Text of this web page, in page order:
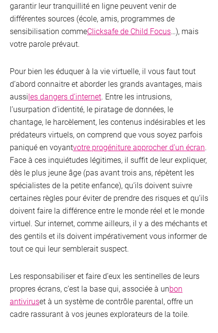
garantir leur tranquillité en ligne peuvent venir de
différentes sources (école, amis, programmes de
sensibilisation commeClicksafe de Child Focus …), mais
votre parole prévaut.
Pour bien les éduquer à la vie virtuelle, il vous faut tout
d’abord connaitre et aborder les grands avantages, mais
aussiles dangers d’internet. Entre les intrusions,
l’usurpation d’identité, le piratage de données, le
chantage, le harcèlement, les contenus indésirables et les
prédateurs virtuels, on comprend que vous soyez parfois
paniqué en voyantvotre progéniture approcher d’un écran.
Face à ces inquiétudes légitimes, il suffit de leur expliquer,
dès le plus jeune âge (pas avant trois ans, répètent les
spécialistes de la petite enfance), qu’ils doivent suivre
certaines règles pour éviter de prendre des risques et qu’ils
doivent faire la différence entre le monde réel et le monde
virtuel. Sur internet, comme ailleurs, il y a des méchants et
des gentils et ils doivent impérativement vous informer de
tout ce qui leur semblerait suspect.
Les responsabiliser et faire d’eux les sentinelles de leurs
propres écrans, c’est la base qui, associée à unbon
antiviruset à un système de contrôle parental, offre un
cadre rassurant à vos jeunes explorateurs de la toile.